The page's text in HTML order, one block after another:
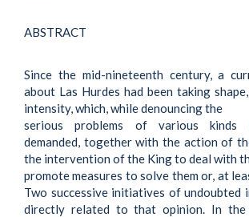
ABSTRACT
Since the mid-nineteenth century, a
about Las Hurdes had been taking
intensity, which, while denouncing the
serious problems of various kinds
demanded, together with the action of
the intervention of the King to deal with
promote measures to solve them or, at
Two successive initiatives of undoubted
directly related to that opinion. In